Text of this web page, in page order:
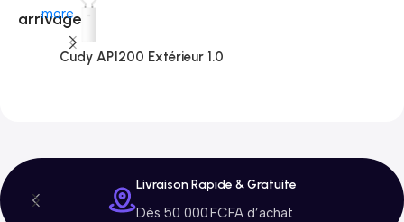
arrivage
more
Cudy AP1200 Extérieur 1.0
Livraison Rapide & Gratuite
Dès 50 000 FCFA d’achat